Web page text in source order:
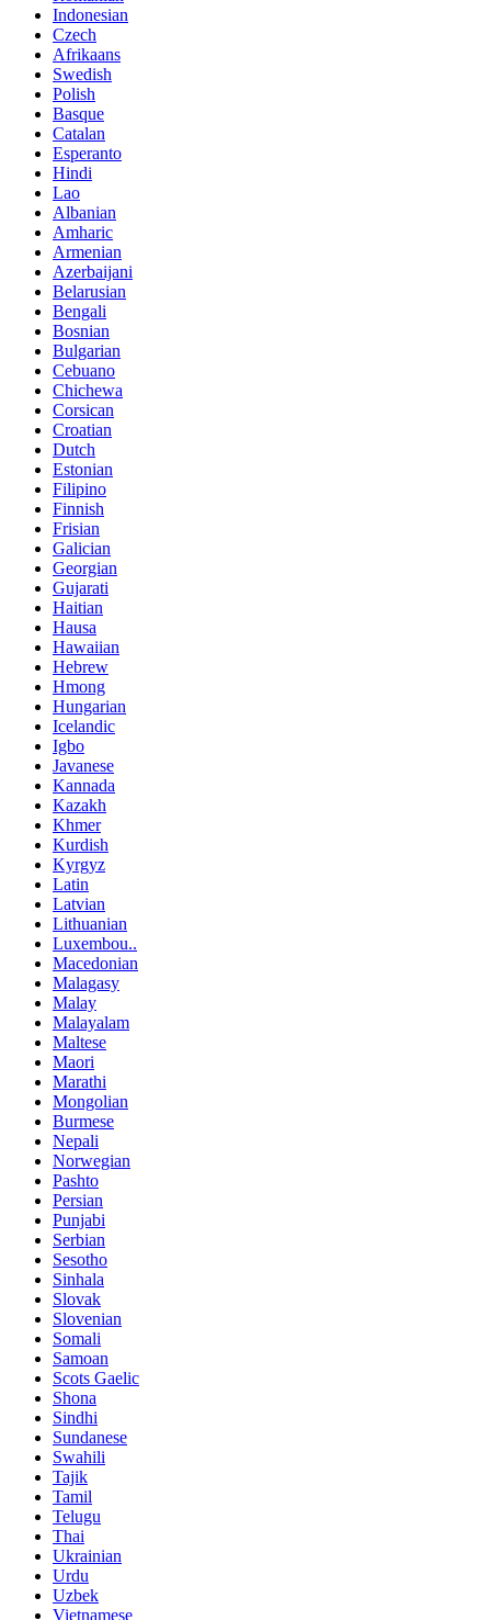
Indonesian
Czech
Afrikaans
Swedish
Polish
Basque
Catalan
Esperanto
Hindi
Lao
Albanian
Amharic
Armenian
Azerbaijani
Belarusian
Bengali
Bosnian
Bulgarian
Cebuano
Chichewa
Corsican
Croatian
Dutch
Estonian
Filipino
Finnish
Frisian
Galician
Georgian
Gujarati
Haitian
Hausa
Hawaiian
Hebrew
Hmong
Hungarian
Icelandic
Igbo
Javanese
Kannada
Kazakh
Khmer
Kurdish
Kyrgyz
Latin
Latvian
Lithuanian
Luxembou..
Macedonian
Malagasy
Malay
Malayalam
Maltese
Maori
Marathi
Mongolian
Burmese
Nepali
Norwegian
Pashto
Persian
Punjabi
Serbian
Sesotho
Sinhala
Slovak
Slovenian
Somali
Samoan
Scots Gaelic
Shona
Sindhi
Sundanese
Swahili
Tajik
Tamil
Telugu
Thai
Ukrainian
Urdu
Uzbek
Vietnamese